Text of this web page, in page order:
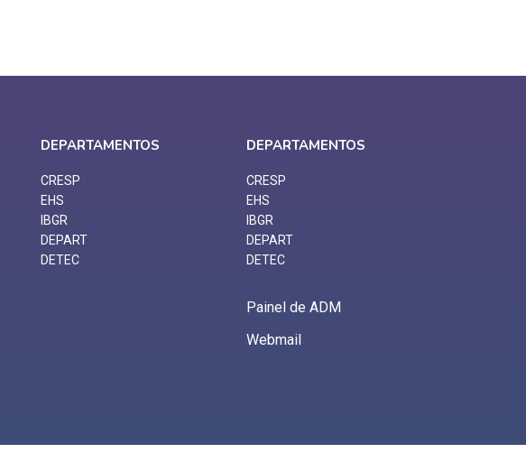
DEPARTAMENTOS
CRESP
EHS
IBGR
DEPART
DETEC
DEPARTAMENTOS
CRESP
EHS
IBGR
DEPART
DETEC
Painel de ADM
Webmail